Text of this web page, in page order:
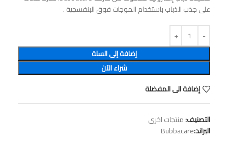
على جذب الذباب باستخدام الموجات فوق البنفسجية .
إضافة إلى السلة
شراء الآن
إضافة الى المفضلة
التصنيف:منتجات اخرى
البراند:Bubbacare